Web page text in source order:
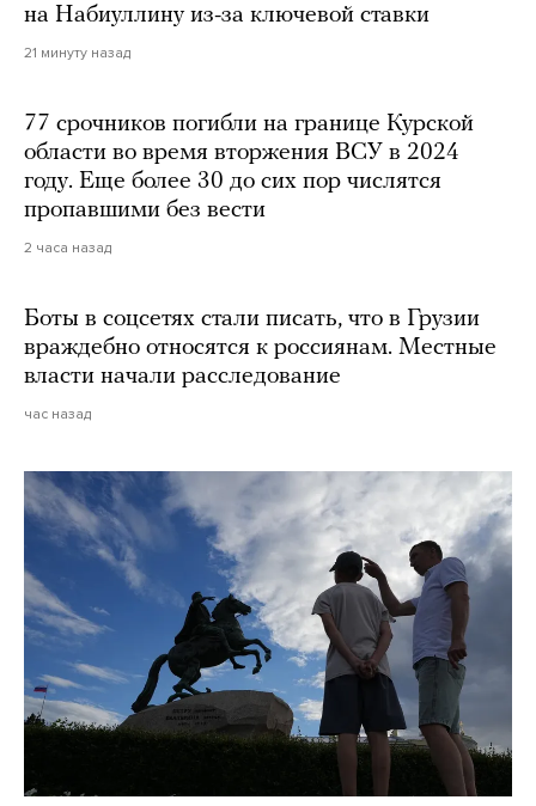
на Набиуллину из-за ключевой ставки
21 минуту назад
77 срочников погибли на границе Курской
области во время вторжения ВСУ в 2024
году. Еще более 30 до сих пор числятся
пропавшими без вести
2 часа назад
Боты в соцсетях стали писать, что в Грузии
враждебно относятся к россиянам. Местные
власти начали расследование
час назад